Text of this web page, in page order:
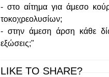
- στο αίτημα για άμεσο
τοκοχρεολυσίων;
- στην άμεση άρση κάθε
εξώσεις;"
LIKE TO SHARE?